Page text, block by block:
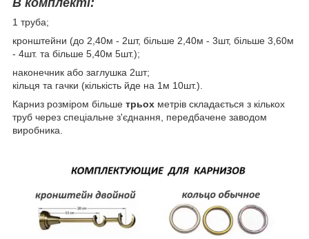
1 труба;
кронштейни (до 2,40м - 2шт, більше 2,40м - 3шт, більше 3,60м
- 4шт. та більше 5,40м 5шт.);
наконечник або заглушка 2шт;
кільця та гачки (кількість йде на 1м 10шт.).
Карниз розміром більше трьох метрів складається з кількох
труб через спеціальне з'єднання, передбачене заводом
виробника.